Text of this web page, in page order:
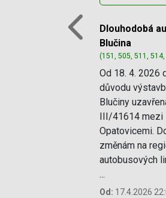
Dlouhodobá
Blučina
(151, 505, 511,
Od 18. 4. 2026
důvodu
Blučiny
III/41614 mezi
Opatovicemi.
změnám na
autobusových
...
Od: 17.4.2026
Previous